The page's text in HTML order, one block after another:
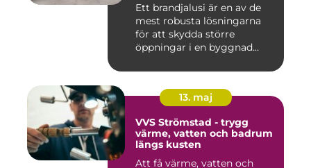
Ett brandjalusi är en av de
mest robusta lösningarna
för att skydda större
öppningar i en byggnad
13. maj
VVS Strömstad - trygg
värme, vatten och badrum
längs kusten
Att få värme, vatten och